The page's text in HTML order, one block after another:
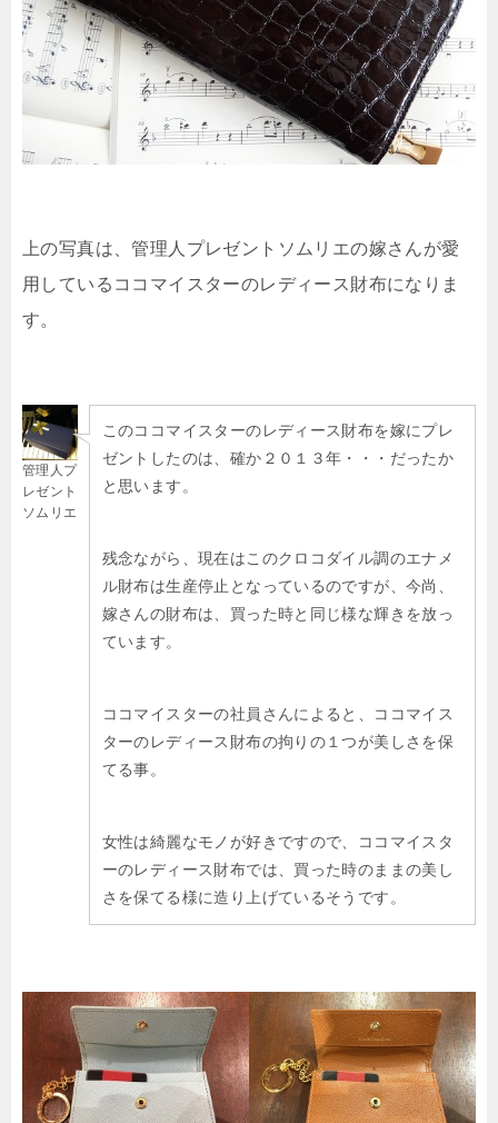
上の写真は、管理人プレゼントソムリエの嫁さんが愛
用しているココマイスターのレディース財布になりま
す。
管理人プ
レゼント
ソムリエ
このココマイスターのレディース財布を嫁にプレ
ゼントしたのは、確か２０１３年・・・だったか
と思います。
残念ながら、現在はこのクロコダイル調のエナメ
ル財布は生産停止となっているのですが、今尚、
嫁さんの財布は、買った時と同じ様な輝きを放っ
ています。
ココマイスターの社員さんによると、ココマイス
ターのレディース財布の拘りの１つが美しさを保
てる事。
女性は綺麗なモノが好きですので、ココマイスタ
ーのレディース財布では、買った時のままの美し
さを保てる様に造り上げているそうです。